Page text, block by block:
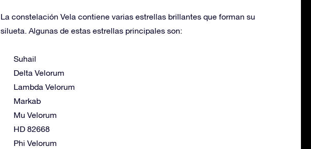
La constelación Vela contiene varias estrellas brillantes que forman su
silueta. Algunas de estas estrellas principales son:
Suhail
Delta Velorum
Lambda Velorum
Markab
Mu Velorum
HD 82668
Phi Velorum